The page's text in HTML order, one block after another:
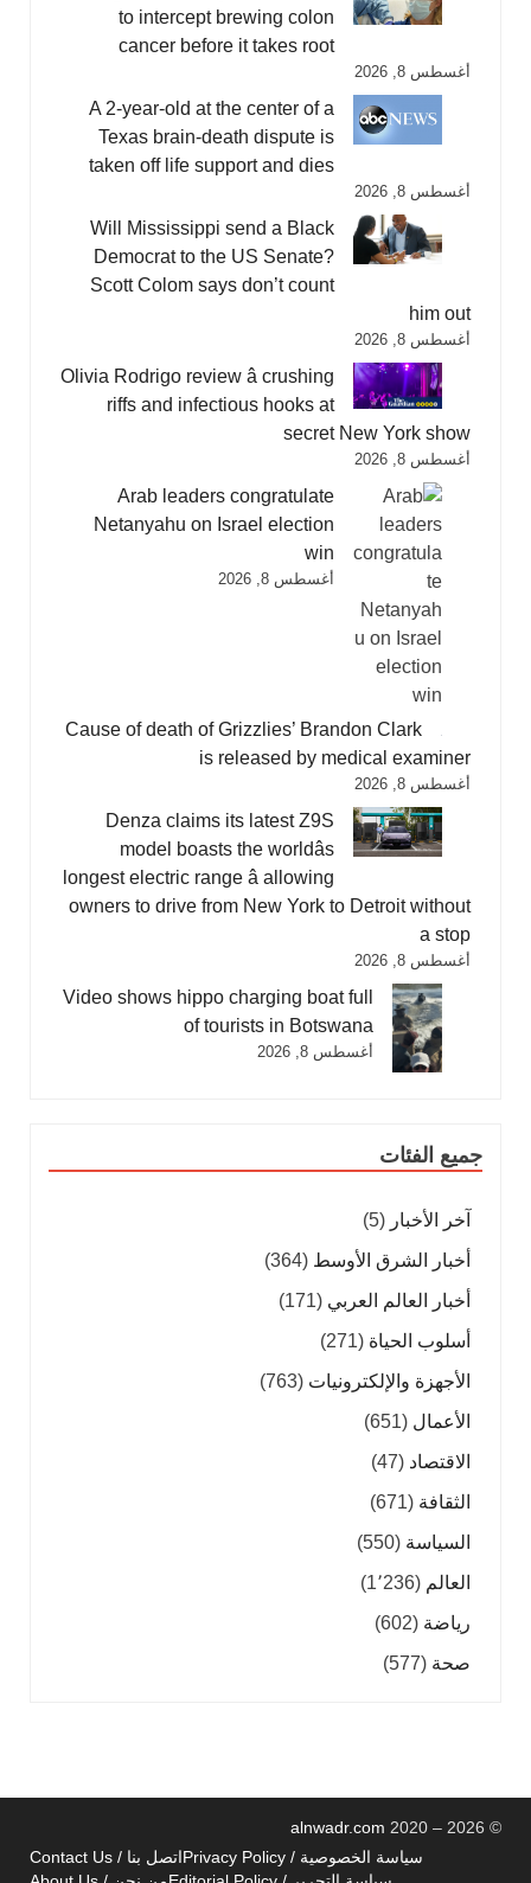
to intercept brewing colon
cancer before it takes root
أغسطس 8, 2026
A 2-year-old at the center of a
Texas brain-death dispute is
taken off life support and dies
أغسطس 8, 2026
Will Mississippi send a Black
Democrat to the US Senate?
Scott Colom says don’t count
him out
أغسطس 8, 2026
Olivia Rodrigo review â crushing
riffs and infectious hooks at
secret New York show
أغسطس 8, 2026
Arab leaders congratulate
Netanyahu on Israel election
win
أغسطس 8, 2026
Cause of death of Grizzlies’ Brandon Clark
is released by medical examiner
أغسطس 8, 2026
Denza claims its latest Z9S
model boasts the worldâs
longest electric range â allowing
owners to drive from New York to Detroit without
a stop
أغسطس 8, 2026
Video shows hippo charging boat full
of tourists in Botswana
أغسطس 8, 2026
جميع الفئات
آخر الأخبار (5)
أخبار الشرق الأوسط (364)
أخبار العالم العربي (171)
أسلوب الحياة (271)
الأجهزة والإلكترونيات (763)
الأعمال (651)
الاقتصاد (47)
الثقافة (671)
السياسة (550)
العالم (1٬236)
رياضة (602)
صحة (577)
©
alnwadr.com 2020 – 2026
سياسة الخصوصية / Privacy Policy
اتصل بنا / Contact Us